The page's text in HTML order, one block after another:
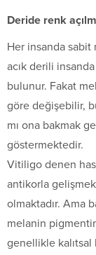
Deride renk
Her insanda sabit
acık derili
bulunur. Fakat
göre değişebilir,
mı ona bakmak
göstermektedir.
Vitiligo denen
antikorla
olmaktadır. Ama
melanin
genellikle kalıtsal